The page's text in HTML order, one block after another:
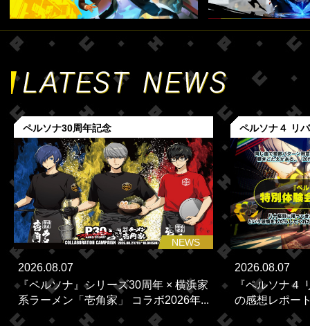
ペルソナ30周年記念
NEWS
2026.08.07
『ペルソナ』シリーズ30周年 × 横浜家
系ラーメン「壱角家」 コラボ2026年...
ペルソナ４ リ
2026.08.07
『ペルソナ４
の感想レポー